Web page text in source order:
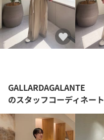
GALLARDAGALANTE
のスタッフコーディネート